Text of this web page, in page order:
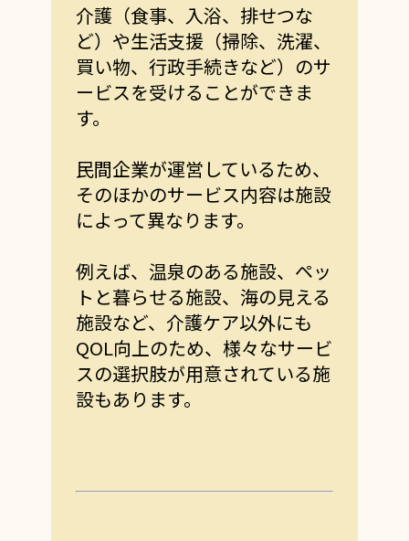
介護（食事、入浴、排せつな
ど）や生活支援（掃除、洗濯、
買い物、行政手続きなど）のサ
ービスを受けることができま
す。
民間企業が運営しているため、
そのほかのサービス内容は施設
によって異なります。
例えば、温泉のある施設、ペッ
トと暮らせる施設、海の見える
施設など、介護ケア以外にも
QOL向上のため、様々なサービ
スの選択肢が用意されている施
設もあります。